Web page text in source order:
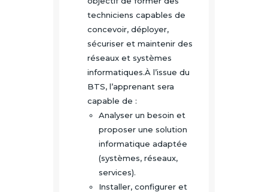
techniciens capables de
concevoir, déployer,
sécuriser et maintenir des
réseaux et systèmes
informatiques.À l’issue du
BTS, l’apprenant sera
capable de :
Analyser un besoin et
proposer une solution
informatique adaptée
(systèmes, réseaux,
services).
Installer, configurer et